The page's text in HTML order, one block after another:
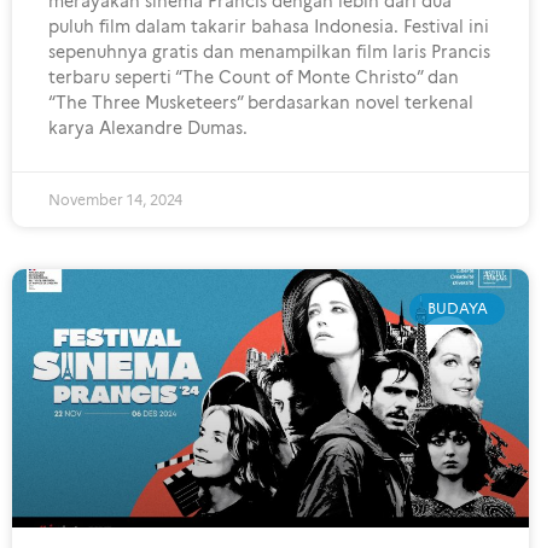
puluh film dalam takarir bahasa Indonesia. Festival ini
sepenuhnya gratis dan menampilkan film laris Prancis
terbaru seperti “The Count of Monte Christo” dan
“The Three Musketeers” berdasarkan novel terkenal
karya Alexandre Dumas.
November 14, 2024
BUDAYA